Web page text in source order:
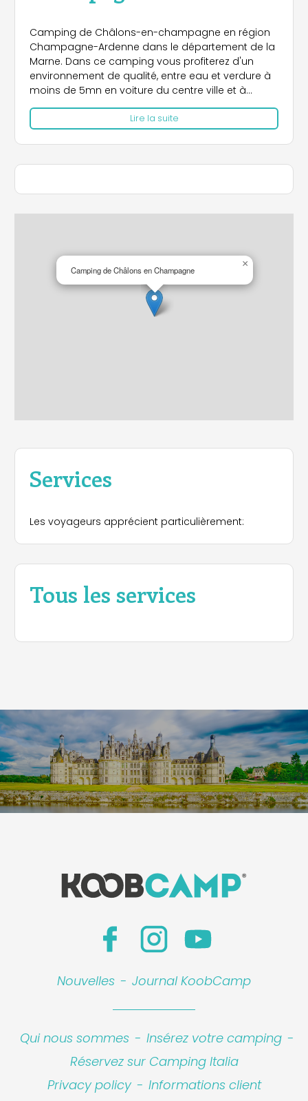
Camping de Châlons-en-champagne en région
Champagne-Ardenne dans le département de la
Marne. Dans ce camping vous profiterez d'un
environnement de qualité, entre eau et verdure à
moins de 5mn en voiture du centre ville et à
proximité de nombreux équipements et services.
Lire la suite
Camping de Châlons en Champagne
×
Services
Les voyageurs apprécient particulièrement:
Tous les services
Nouvelles - Journal KoobCamp
Qui nous sommes - Insérez votre camping -
Réservez sur Camping Italia
Privacy policy - Informations client